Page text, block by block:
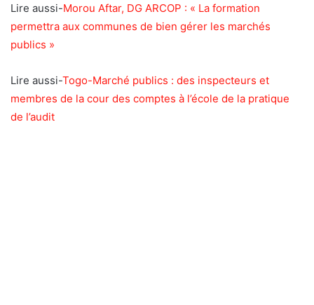
Lire aussi-Morou Aftar, DG ARCOP : « La formation
permettra aux communes de bien gérer les marchés
publics »
Lire aussi-Togo-Marché publics : des inspecteurs et
membres de la cour des comptes à l’école de la pratique
de l’audit